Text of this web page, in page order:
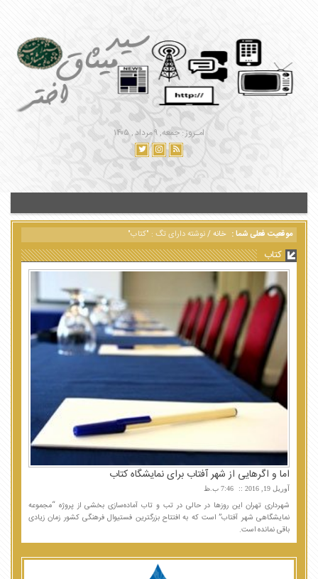
امـروز : جمعه, ۹ مرداد , ۱۴۰۵
موقعیت فعلی شما : خانه/نوشته دارای تگ : "کتاب"
کتاب
اما و اگرهایی از شهر آفتاب برای نمایشگاه کتاب
آوریل 19, 2016 7:46 ب.ظ
شهرداری تهران این روزها در حالی در تب و تاب آماده‌سازی بخشی از پروژه “مجموعه
نمایشگاهی شهر آفتاب” است که به افتتاح بزرگترین فستیوال فرهنگی کشور زمان زیادی
باقی نمانده است.